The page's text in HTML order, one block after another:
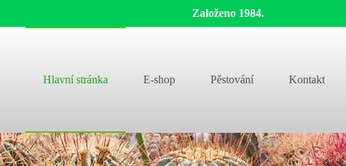
Založeno 1984.
Hlavní stránka E-shop Pěstování Kontakt